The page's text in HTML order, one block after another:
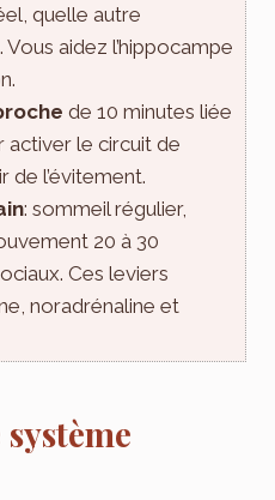
quelle autre
aidez l’hippocampe
de 10 minutes liée
le circuit de
l’évitement.
: sommeil régulier,
20 à 30
Ces leviers
noradrénaline et